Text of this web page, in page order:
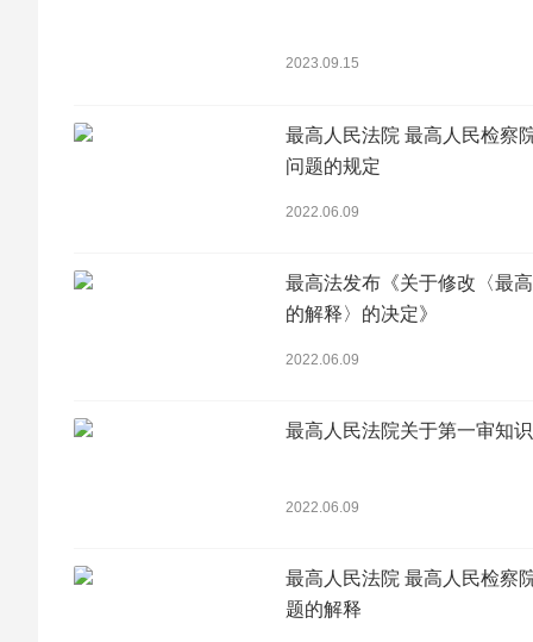
考虑新的情况必将出现，审判规则应留有补充空间
1、一般原则：同一顺序中的亲属分割死亡抚恤金的
2、对生活有特殊困难的缺乏劳动能力的亲属应予以
3、对死者生前尽了主要扶养(赡养)义务或者与死者
病危需要特别照料及精神抚慰情况下所尽义务的情
死者生前意愿等因素确定死亡抚恤金在各权利人之间
西安市中级人民法院路小红
2023.09.15
最高人民法院 最高人民检察
问题的规定
2022.06.09
最高法发布《关于修改〈最
的解释〉的决定》
2022.06.09
最高人民法院关于第一审知
2022.06.09
最高人民法院 最高人民检察
题的解释